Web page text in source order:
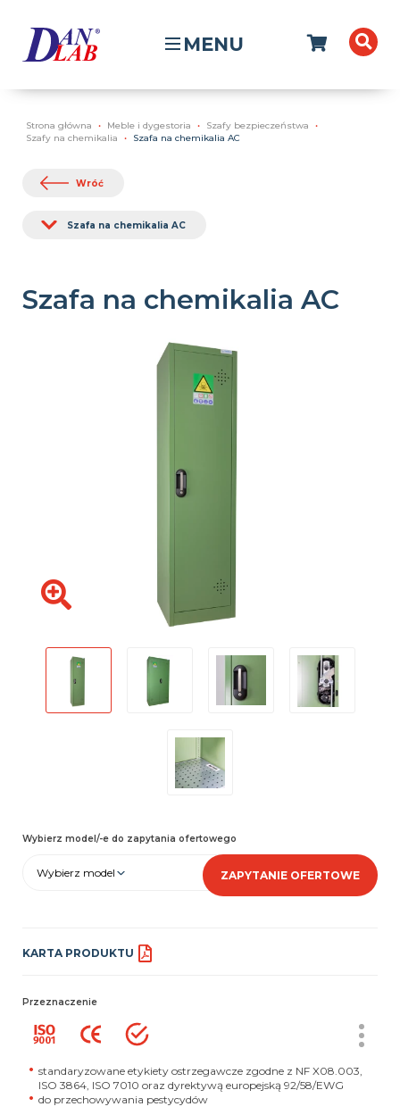
MENU
Strona główna Meble i dygestoria
Szafy bezpieczeństwa
Szafy na chemikalia
Szafa na chemikalia AC
Wróć
Szafa na chemikalia AC
Szafa na chemikalia AC
Wybierz model/-e do zapytania ofertowego
Wybierz model ZAPYTANIE OFERTOWE
KARTA PRODUKTU
Przeznaczenie
standaryzowane etykiety ostrzegawcze zgodne z NF X08.003,
ISO 3864, ISO 7010 oraz dyrektywą europejską 92/58/EWG
do przechowywania pestycydów